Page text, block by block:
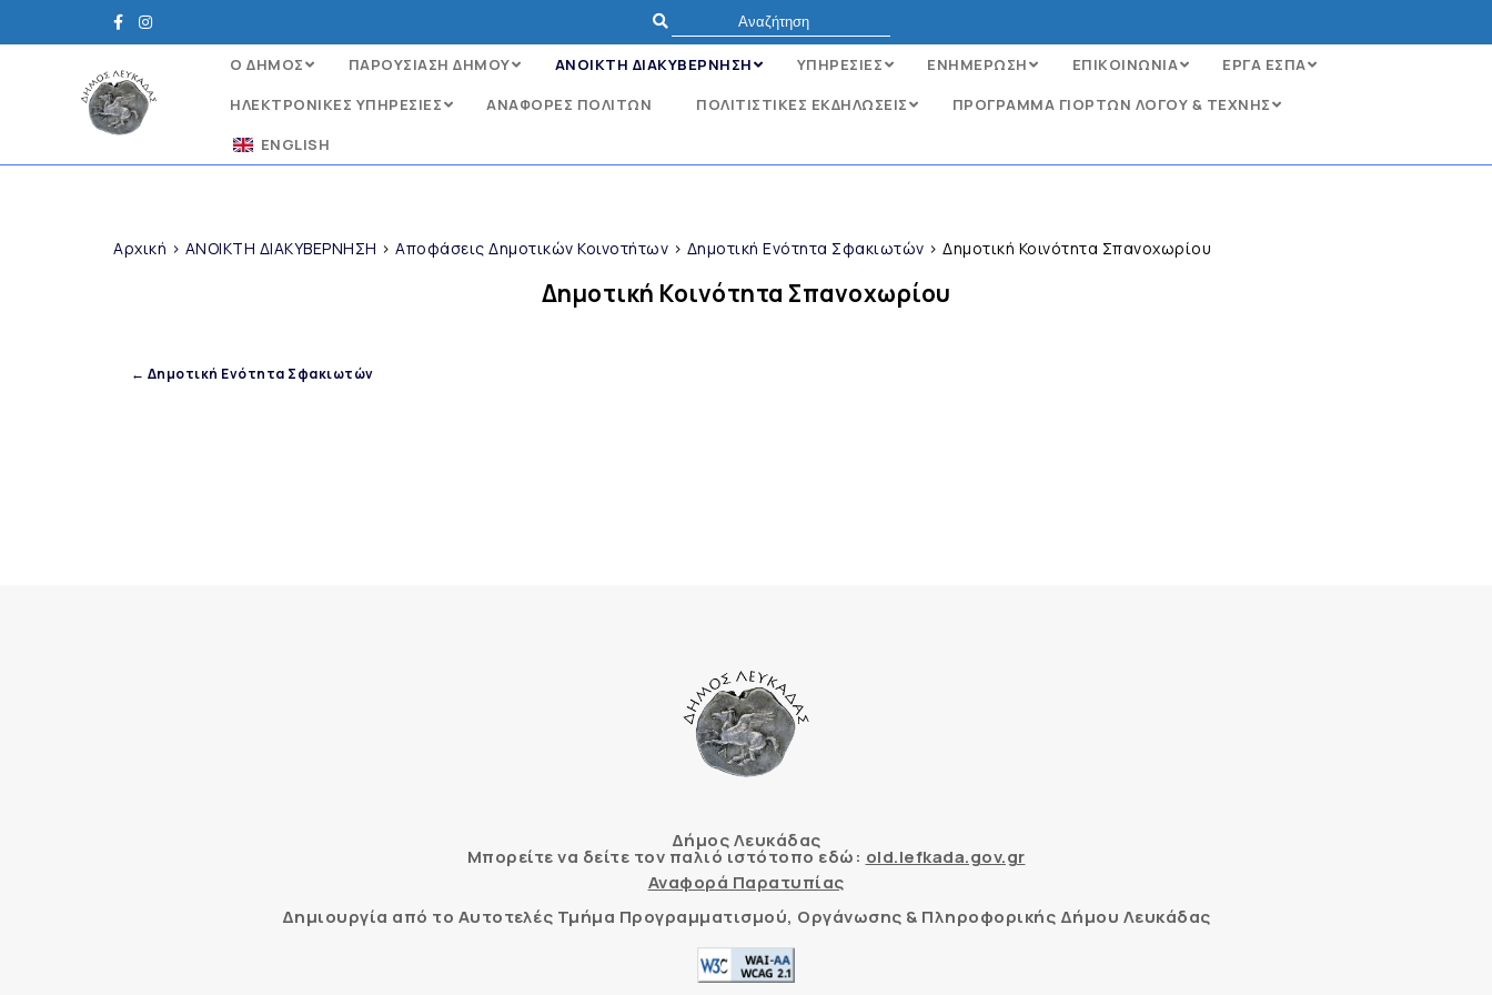
Ο ΔΗΜΟΣ ΠΑΡΟΥΣΙΑΣΗ ΔΗΜΟΥ ΑΝΟΙΚΤΗ ΔΙΑΚΥΒΕΡΝΗΣΗ ΥΠΗΡΕΣΙΕΣ ΕΝΗΜΕΡΩΣΗ ΕΠΙΚΟΙΝΩΝΙΑ
ΕΡΓΑ ΕΣΠΑ
ΗΛΕΚΤΡΟΝΙΚΈΣ ΥΠΗΡΕΣΊΕΣ
ΑΝΑΦΟΡΈΣ ΠΟΛΙΤΏΝ ΠΟΛΙΤΙΣΤΙΚΕΣ ΕΚΔΗΛΩΣΕΙΣ
ΠΡΟΓΡΑΜΜΑ ΓΙΟΡΤΩΝ ΛΟΓΟΥ & ΤΕΧΝΗΣ
ENGLISH
Αρχική > ΑΝΟΙΚΤΗ ΔΙΑΚΥΒΕΡΝΗΣΗ > Αποφάσεις Δημοτικών Κοινοτήτων > Δημοτική Ενότητα Σφακιωτών > Δημοτική Κοινότητα Σπανοχωρίου
Δημοτική Κοινότητα Σπανοχωρίου
← Δημοτική Ενότητα Σφακιωτών
Δήμος Λευκάδας
Μπορείτε να δείτε τον παλιό ιστότοπο εδώ: old.lefkada.gov.gr
Αναφορά Παρατυπίας
Δημιουργία από το Αυτοτελές Τμήμα Προγραμματισμού, Οργάνωσης & Πληροφορικής Δήμου Λευκάδας